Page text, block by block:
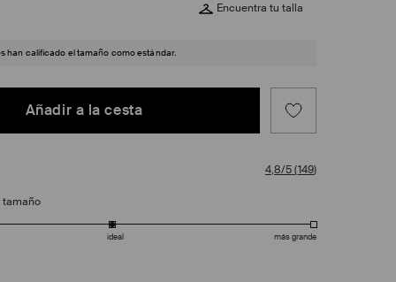
Encuentra tu talla
han calificado el tamaño como estándar.
Añadir a la cesta
4,8/5(149)
ideal más grande